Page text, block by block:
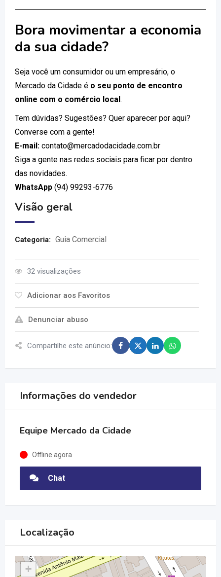
Bora movimentar a economia
da sua cidade?
Seja você um consumidor ou um empresário, o
Mercado da Cidade é o seu ponto de encontro
online com o comércio local.
Tem dúvidas? Sugestões? Quer aparecer por aqui?
Converse com a gente!
E-mail: contato@mercadodacidade.com.br
Siga a gente nas redes sociais para ficar por dentro
das novidades.
WhatsApp (94) 99293-6776
Visão geral
Categoria: Guia Comercial
32 visualizações
Adicionar aos Favoritos
Denunciar abuso
Compartilhe este anúncio:
Informações do vendedor
Equipe Mercado da Cidade
Offline agora
Chat
Localização
+